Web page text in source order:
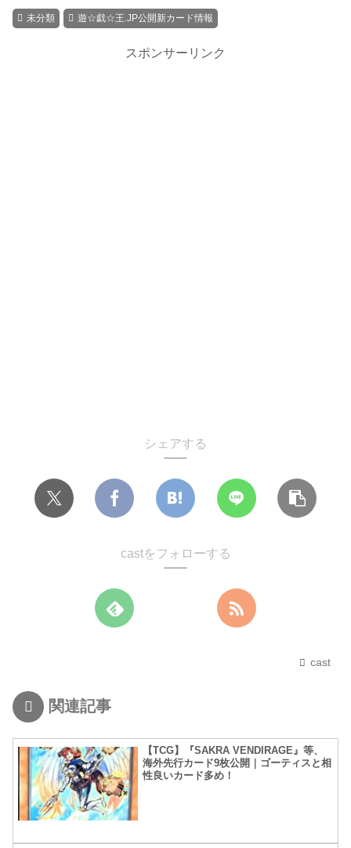
未分類 遊☆戯☆王.JP公開新カード情報
スポンサーリンク
シェアする
castをフォローする
cast
関連記事
【TCG】『SAKRA VENDIRAGE』等、
海外先行カード9枚公開｜ゴーティスと相
性良いカード多め！